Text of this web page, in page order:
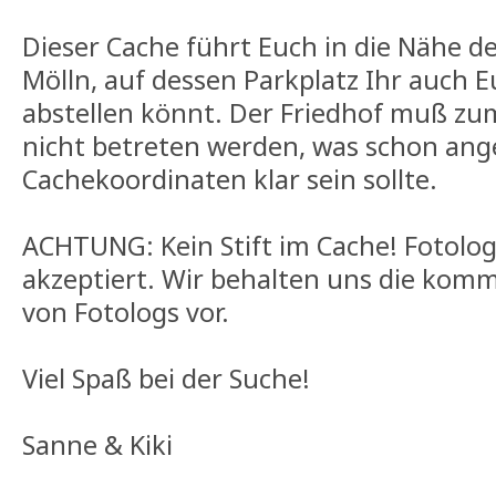
Dieser Cache führt Euch in die Nähe
Mölln, auf dessen Parkplatz Ihr auch
abstellen könnt. Der Friedhof muß
nicht betreten werden, was schon
Cachekoordinaten klar sein sollte.
ACHTUNG: Kein Stift im Cache!
akzeptiert. Wir behalten uns die
von Fotologs vor.
Viel Spaß bei der Suche!
Sanne & Kiki